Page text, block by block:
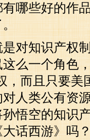
哪些好的作
对知识产权
么一个角色
，而且只要美
人类公有资
悟空的知识
话西游》吗